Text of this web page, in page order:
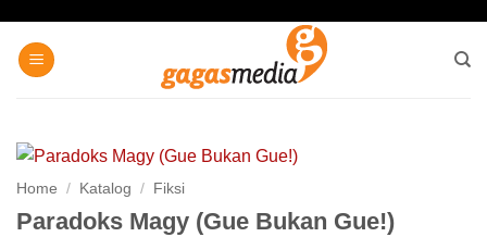
content
Home / Katalog / Fiksi
Paradoks Magy (Gue Bukan Gue!)